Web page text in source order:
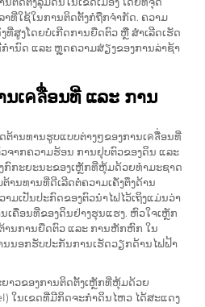
າທີ່ໃຊ້ໃນການຕິດຕັ້ງກໍຖືກຈຳກັດ. ຄວາມ
ສູງໂດຍບໍ່ເກີດການຍືດຕົວ ຫຼື ສຳເລີດເຮັດ
ຳນົດ ແລະ ຫຼຸດຄວາມສ່ຽງຂອງການລ່າຊ້າ
ເคลື່ອນທີ່ ແລະ ການ
ຕ້ານທານຮູບແບບຕ່າງໆຂອງການເคลື່ອນທີ່
ຈາກຄວາມຮ້ອນ ການຢຸບຕົວຂອງດິນ ແລະ
ກົກະຍະນະຂອງເຫຼັກທີ່ຫຸ້ມດ້ວຍທຳມະຊາດ
ານທານທີ່ດີເລີດຕໍ່ຄວາມເຄັ່ງຕຶງດ້ານ
ມເປັນປະກົດຂອງຕົວນຳໄຟໄວ້ເຖິງແມ່ນວ່າ
ເຄື່ອນທີ່ຂອງດິນຢ່າງຮຸນແຮງ. ຫົວໃຈເຫຼັກ
ານການຍືດຕົວ ແລະ ການຫັກຫົກ ໃນ
ນອກຮັບປະກັນການເຮັດວຽກດ້ານໄຟຟ້າ
ຍາວຂອງການຕິດຕັ້ງເຫຼັກທີ່ຫຸ້ມດ້ວຍ
ໃນເຂດທີ່ມີກິດຈະກຳດິນໄຫວ ໄດ້ສະແດງ